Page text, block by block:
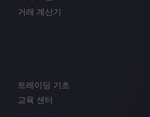
거래 계산기
트레이딩 기초
교육 센터